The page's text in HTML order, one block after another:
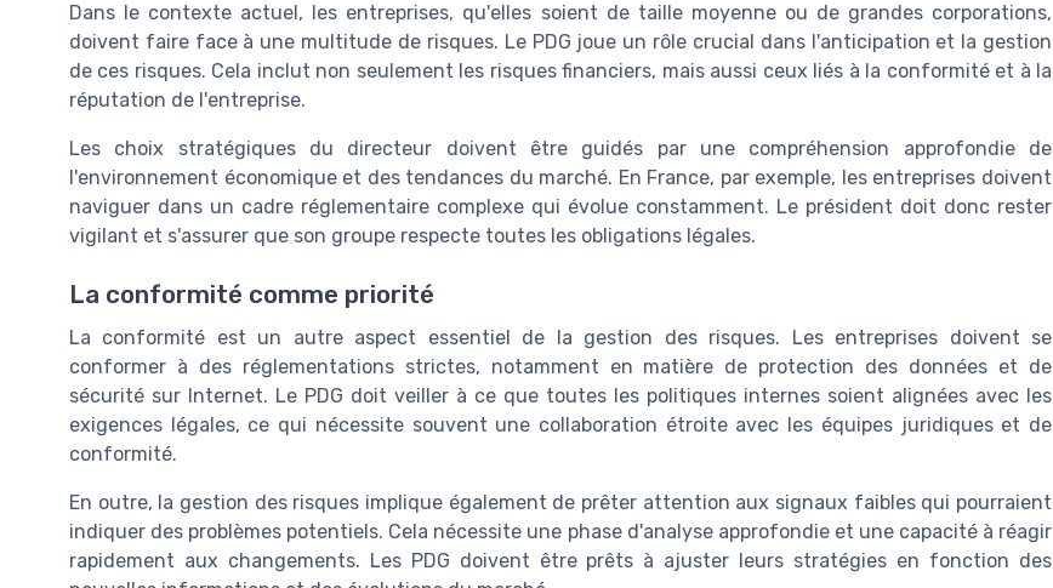
Dans le contexte actuel, les entreprises, qu'elles soient de taille moyenne ou de grandes corporations,
doivent faire face à une multitude de risques. Le PDG joue un rôle crucial dans l'anticipation et la gestion
de ces risques. Cela inclut non seulement les risques financiers, mais aussi ceux liés à la conformité et à la
réputation de l'entreprise.
Les choix stratégiques du directeur doivent être guidés par une compréhension approfondie de
l'environnement économique et des tendances du marché. En France, par exemple, les entreprises doivent
naviguer dans un cadre réglementaire complexe qui évolue constamment. Le président doit donc rester
vigilant et s'assurer que son groupe respecte toutes les obligations légales.
La conformité comme priorité
La conformité est un autre aspect essentiel de la gestion des risques. Les entreprises doivent se
conformer à des réglementations strictes, notamment en matière de protection des données et de
sécurité sur Internet. Le PDG doit veiller à ce que toutes les politiques internes soient alignées avec les
exigences légales, ce qui nécessite souvent une collaboration étroite avec les équipes juridiques et de
conformité.
En outre, la gestion des risques implique également de prêter attention aux signaux faibles qui pourraient
indiquer des problèmes potentiels. Cela nécessite une phase d'analyse approfondie et une capacité à réagir
rapidement aux changements. Les PDG doivent être prêts à ajuster leurs stratégies en fonction des